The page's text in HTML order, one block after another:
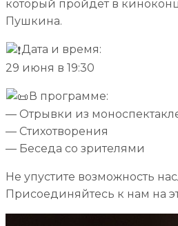
который пройдет в
Пушкина.
Дата и время:
29 июня в 19:30
В программе:
— Отрывки из
— Стихотворения
— Беседа со зрителями
Не упустите возможность
Присоединяйтесь к нам на